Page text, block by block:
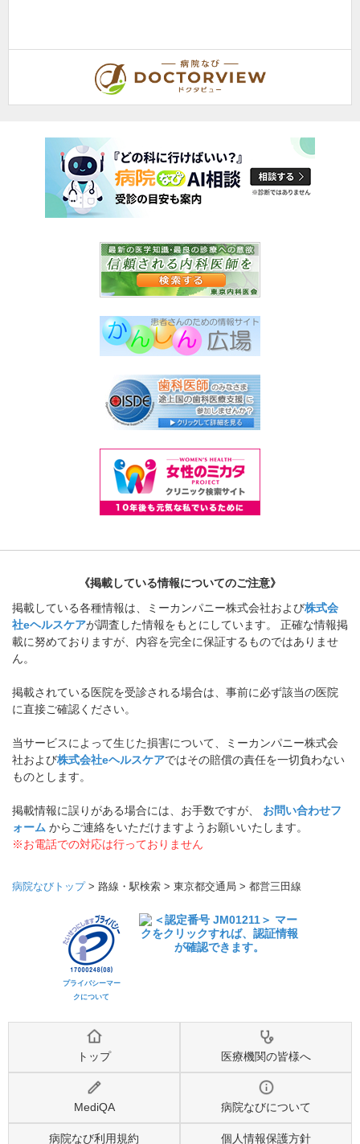
《掲載している情報についてのご注意》
掲載している各種情報は、ミーカンパニー株式会社および株式会
社eヘルスケアが調査した情報をもとにしています。 正確な情報掲
載に努めておりますが、内容を完全に保証するものではありませ
ん。
掲載されている医院を受診される場合は、事前に必ず該当の医院
に直接ご確認ください。
当サービスによって生じた損害について、ミーカンパニー株式会
社および株式会社eヘルスケアではその賠償の責任を一切負わない
ものとします。
掲載情報に誤りがある場合には、お手数ですが、 お問い合わせフ
ォーム からご連絡をいただけますようお願いいたします。
※お電話での対応は行っておりません
病院なびトップ> 路線・駅検索 > 東京都交通局 > 都営三田線
プライバシーマー
クについて
トップ 医療機関の皆様へ
MediQA 病院なびについて
病院なび利用規約 個人情報保護方針